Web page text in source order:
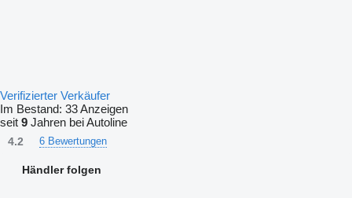
Verifizierter Verkäufer
Im Bestand: 33 Anzeigen
seit 9 Jahren bei Autoline
4.2 6 Bewertungen
Händler folgen